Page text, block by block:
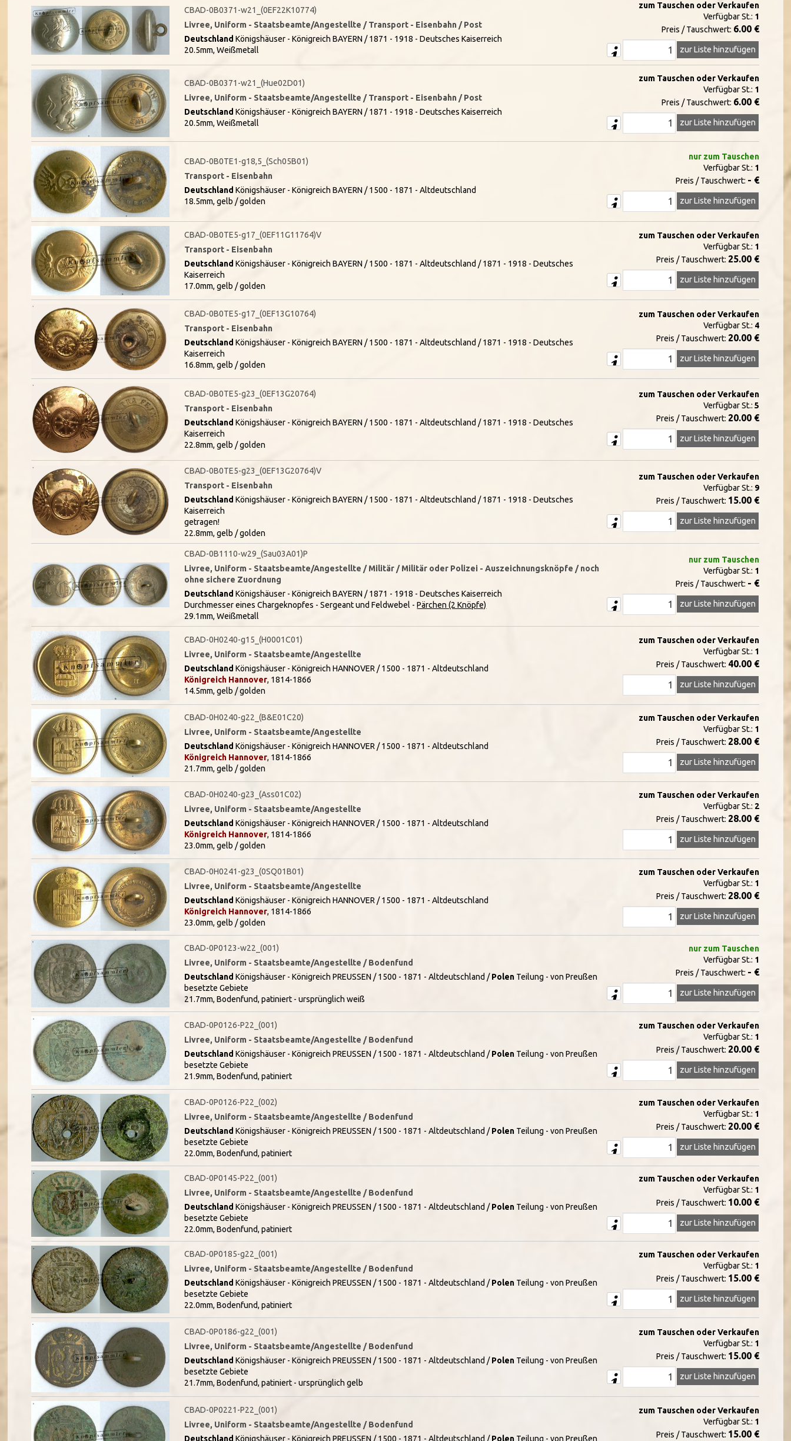
CBAD-0B0371-w21_(0EF22K10774)
Livree, Uniform - Staatsbeamte/Angestellte / Transport - Eisenbahn / Post
Deutschland Königshäuser - Königreich BAYERN / 1871 - 1918 - Deutsches Kaiserreich
20.5mm, Weißmetall
zum Tauschen oder Verkaufen
Verfügbar St.: 1
Preis / Tauschwert: 6.00 €
zur Liste hinzufügen
CBAD-0B0371-w21_(Hue02D01)
Livree, Uniform - Staatsbeamte/Angestellte / Transport - Eisenbahn / Post
Deutschland Königshäuser - Königreich BAYERN / 1871 - 1918 - Deutsches Kaiserreich
20.5mm, Weißmetall
zum Tauschen oder Verkaufen
Verfügbar St.: 1
Preis / Tauschwert: 6.00 €
zur Liste hinzufügen
CBAD-0B0TE1-g18,5_(Sch05B01)
Transport - Eisenbahn
Deutschland Königshäuser - Königreich BAYERN / 1500 - 1871 - Altdeutschland
18.5mm, gelb / golden
nur zum Tauschen
Verfügbar St.: 1
Preis / Tauschwert: - €
zur Liste hinzufügen
CBAD-0B0TE5-g17_(0EF11G11764)V
Transport - Eisenbahn
Deutschland Königshäuser - Königreich BAYERN / 1500 - 1871 - Altdeutschland / 1871 - 1918 - Deutsches
Kaiserreich
17.0mm, gelb / golden
zum Tauschen oder Verkaufen
Verfügbar St.: 1
Preis / Tauschwert: 25.00 €
zur Liste hinzufügen
CBAD-0B0TE5-g17_(0EF13G10764)
Transport - Eisenbahn
Deutschland Königshäuser - Königreich BAYERN / 1500 - 1871 - Altdeutschland / 1871 - 1918 - Deutsches
Kaiserreich
16.8mm, gelb / golden
zum Tauschen oder Verkaufen
Verfügbar St.: 4
Preis / Tauschwert: 20.00 €
zur Liste hinzufügen
CBAD-0B0TE5-g23_(0EF13G20764)
Transport - Eisenbahn
Deutschland Königshäuser - Königreich BAYERN / 1500 - 1871 - Altdeutschland / 1871 - 1918 - Deutsches
Kaiserreich
22.8mm, gelb / golden
zum Tauschen oder Verkaufen
Verfügbar St.:5
Preis / Tauschwert: 20.00 €
zur Liste hinzufügen
CBAD-0B0TE5-g23_(0EF13G20764)V
Transport - Eisenbahn
Deutschland Königshäuser - Königreich BAYERN / 1500 - 1871 - Altdeutschland / 1871 - 1918 - Deutsches
Kaiserreich
getragen!
22.8mm, gelb / golden
zum Tauschen oder Verkaufen
Verfügbar St.: 9
Preis / Tauschwert: 15.00 €
zur Liste hinzufügen
CBAD-0B1110-w29_(Sau03A01)P
Livree, Uniform - Staatsbeamte/Angestellte / Militär / Militär oder Polizei - Auszeichnungsknöpfe / noch
ohne sichere Zuordnung
Deutschland Königshäuser - Königreich BAYERN / 1871 - 1918 - Deutsches Kaiserreich
Durchmesser eines Chargeknopfes - Sergeant und Feldwebel -Pärchen (2 Knöpfe)
29.1mm, Weißmetall
nur zum Tauschen
Verfügbar St.: 1
Preis / Tauschwert: - €
zur Liste hinzufügen
CBAD-0H0240-g15_(H0001C01)
Livree, Uniform - Staatsbeamte/Angestellte
Deutschland Königshäuser - Königreich HANNOVER / 1500 - 1871 - Altdeutschland
Königreich Hannover, 1814-1866
14.5mm, gelb / golden
zum Tauschen oder Verkaufen
Verfügbar St.: 1
Preis / Tauschwert: 40.00 €
zur Liste hinzufügen
CBAD-0H0240-g22_(B&E01C20)
Livree, Uniform - Staatsbeamte/Angestellte
Deutschland Königshäuser - Königreich HANNOVER / 1500 - 1871 - Altdeutschland
Königreich Hannover, 1814-1866
21.7mm, gelb / golden
zum Tauschen oder Verkaufen
Verfügbar St.: 1
Preis / Tauschwert: 28.00 €
zur Liste hinzufügen
CBAD-0H0240-g23_(Ass01C02)
Livree, Uniform - Staatsbeamte/Angestellte
Deutschland Königshäuser - Königreich HANNOVER / 1500 - 1871 - Altdeutschland
Königreich Hannover, 1814-1866
23.0mm, gelb / golden
zum Tauschen oder Verkaufen
Verfügbar St.: 2
Preis / Tauschwert: 28.00 €
zur Liste hinzufügen
CBAD-0H0241-g23_(0SQ01B01)
Livree, Uniform - Staatsbeamte/Angestellte
Deutschland Königshäuser - Königreich HANNOVER / 1500 - 1871 - Altdeutschland
Königreich Hannover, 1814-1866
23.0mm, gelb / golden
zum Tauschen oder Verkaufen
Verfügbar St.: 1
Preis / Tauschwert: 28.00 €
zur Liste hinzufügen
CBAD-0P0123-w22_(001)
Livree, Uniform - Staatsbeamte/Angestellte / Bodenfund
Deutschland Königshäuser - Königreich PREUSSEN / 1500 - 1871 - Altdeutschland /Polen Teilung - von Preußen
besetzte Gebiete
21.7mm, Bodenfund, patiniert - ursprünglich weiß
nur zum Tauschen
Verfügbar St.: 1
Preis / Tauschwert: - €
zur Liste hinzufügen
CBAD-0P0126-P22_(001)
Livree, Uniform - Staatsbeamte/Angestellte / Bodenfund
Deutschland Königshäuser - Königreich PREUSSEN / 1500 - 1871 - Altdeutschland /Polen Teilung - von Preußen
besetzte Gebiete
21.9mm, Bodenfund, patiniert
zum Tauschen oder Verkaufen
Verfügbar St.: 1
Preis / Tauschwert: 20.00 €
zur Liste hinzufügen
CBAD-0P0126-P22_(002)
Livree, Uniform - Staatsbeamte/Angestellte / Bodenfund
Deutschland Königshäuser - Königreich PREUSSEN / 1500 - 1871 - Altdeutschland /Polen Teilung - von Preußen
besetzte Gebiete
22.0mm, Bodenfund, patiniert
zum Tauschen oder Verkaufen
Verfügbar St.: 1
Preis / Tauschwert: 20.00 €
zur Liste hinzufügen
CBAD-0P0145-P22_(001)
Livree, Uniform - Staatsbeamte/Angestellte / Bodenfund
Deutschland Königshäuser - Königreich PREUSSEN / 1500 - 1871 - Altdeutschland /Polen Teilung - von Preußen
besetzte Gebiete
22.0mm, Bodenfund, patiniert
zum Tauschen oder Verkaufen
Verfügbar St.: 1
Preis / Tauschwert: 10.00 €
zur Liste hinzufügen
CBAD-0P0185-g22_(001)
Livree, Uniform - Staatsbeamte/Angestellte / Bodenfund
Deutschland Königshäuser - Königreich PREUSSEN / 1500 - 1871 - Altdeutschland /Polen Teilung - von Preußen
besetzte Gebiete
22.0mm, Bodenfund, patiniert
zum Tauschen oder Verkaufen
Verfügbar St.: 1
Preis / Tauschwert: 15.00 €
zur Liste hinzufügen
CBAD-0P0186-g22_(001)
Livree, Uniform - Staatsbeamte/Angestellte / Bodenfund
Deutschland Königshäuser - Königreich PREUSSEN / 1500 - 1871 - Altdeutschland /Polen Teilung - von Preußen
besetzte Gebiete
21.7mm, Bodenfund, patiniert - ursprünglich gelb
zum Tauschen oder Verkaufen
Verfügbar St.: 1
Preis / Tauschwert: 15.00 €
zur Liste hinzufügen
CBAD-0P0221-P22_(001)
Livree, Uniform - Staatsbeamte/Angestellte / Bodenfund
Deutschland Königshäuser - Königreich PREUSSEN / 1500 - 1871 - Altdeutschland /Polen Teilung - von Preußen
zum Tauschen oder Verkaufen
Verfügbar St.: 1
Preis / Tauschwert: 15.00 €